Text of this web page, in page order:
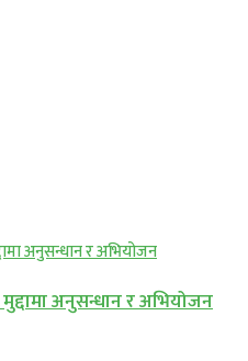
अनुसन्धान र अभियोजन